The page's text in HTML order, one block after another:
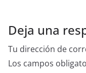
Deja una
Tu dirección de
Los campos